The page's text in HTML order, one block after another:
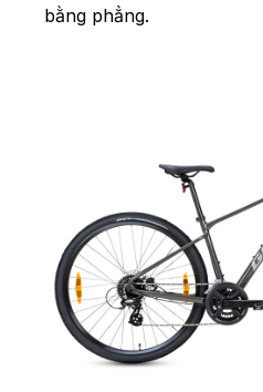
bằng phẳng.